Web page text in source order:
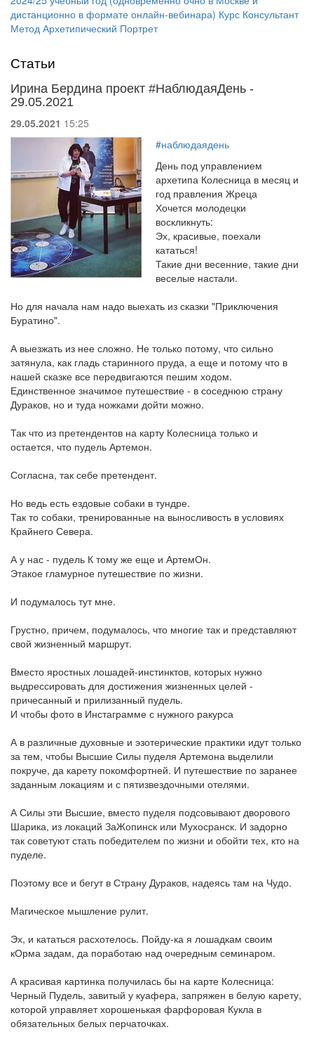
дистанционно в формате онлайн-вебинара) Курс Консультант
Метод Архетипический Портрет
Статьи
Ирина Бердина проект #НаблюдаяДень -
29.05.2021
29.05.2021 15:25
#наблюдаядень
День под управлением
архетипа Колесница в месяц и
год правления Жреца
Хочется молодецки
воскликнуть:
Эх, красивые, поехали
кататься!
Такие дни весенние, такие дни
веселые настали.
Но для начала нам надо выехать из сказки "Приключения
Буратино".
А выезжать из нее сложно. Не только потому, что сильно
затянула, как гладь старинного пруда, а еще и потому что в
нашей сказке все передвигаются пешим ходом.
Единственное значимое путешествие - в соседнюю страну
Дураков, но и туда ножками дойти можно.
Так что из претендентов на карту Колесница только и
остается, что пудель Артемон.
Согласна, так себе претендент.
Но ведь есть ездовые собаки в тундре.
Так то собаки, тренированные на выносливость в условиях
Крайнего Севера.
А у нас - пудель К тому же еще и АртемОн.
Этакое гламурное путешествие по жизни.
И подумалось тут мне.
Грустно, причем, подумалось, что многие так и представляют
свой жизненный маршрут.
Вместо яростных лошадей-инстинктов, которых нужно
выдрессировать для достижения жизненных целей -
причесанный и прилизанный пудель.
И чтобы фото в Инстаграмме с нужного ракурса
А в различные духовные и эзотерические практики идут только
за тем, чтобы Высшие Силы пуделя Артемона выделили
покруче, да карету покомфортней. И путешествие по заранее
заданным локациям и с пятизвездочными отелями.
А Силы эти Высшие, вместо пуделя подсовывают дворового
Шарика, из локаций ЗаЖопинск или Мухосранск. И задорно
так советуют стать победителем по жизни и обойти тех, кто на
пуделе.
Поэтому все и бегут в Страну Дураков, надеясь там на Чудо.
Магическое мышление рулит.
Эх, и кататься расхотелось. Пойду-ка я лошадкам своим
кОрма задам, да поработаю над очередным семинаром.
А красивая картинка получилась бы на карте Колесница:
Черный Пудель, завитый у куафера, запряжен в белую карету,
которой управляет хорошенькая фарфоровая Кукла в
обязательных белых перчаточках.